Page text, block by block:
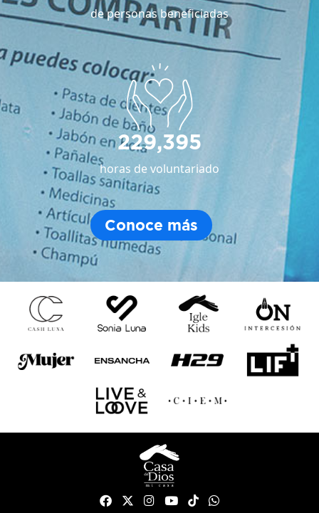
de personas beneficiadas
229,395
horas de voluntariado
Conoce más